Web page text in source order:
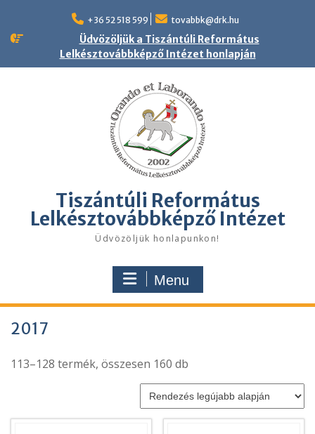
content
+36 52 518 599 tovabbk@drk.hu
Üdvözöljük a Tiszántúli Református
Lelkésztovábbképző Intézet honlapján
Tiszántúli Református
Lelkésztovábbképző Intézet
Üdvözöljük honlapunkon!
Menu
2017
113–128 termék, összesen 160 db
by
latest